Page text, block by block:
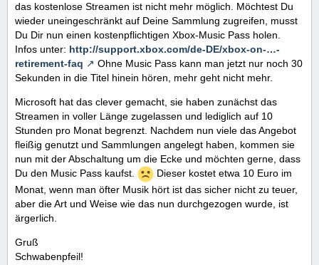
das kostenlose Streamen ist nicht mehr möglich. Möchtest Du
wieder uneingeschränkt auf Deine Sammlung zugreifen, musst
Du Dir nun einen kostenpflichtigen Xbox-Music Pass holen.
Infos unter: http://support.xbox.com/de-DE/xbox-on-…-
retirement-faq
Ohne Music Pass kann man jetzt nur noch 30
Sekunden in die Titel hinein hören, mehr geht nicht mehr.
Microsoft hat das clever gemacht, sie haben zunächst das
Streamen in voller Länge zugelassen und lediglich auf 10
Stunden pro Monat begrenzt. Nachdem nun viele das Angebot
fleißig genutzt und Sammlungen angelegt haben, kommen sie
nun mit der Abschaltung um die Ecke und möchten gerne, dass
Du den Music Pass kaufst.
Dieser kostet etwa 10 Euro im
Monat, wenn man öfter Musik hört ist das sicher nicht zu teuer,
aber die Art und Weise wie das nun durchgezogen wurde, ist
ärgerlich.
Gruß
Schwabenpfeil!